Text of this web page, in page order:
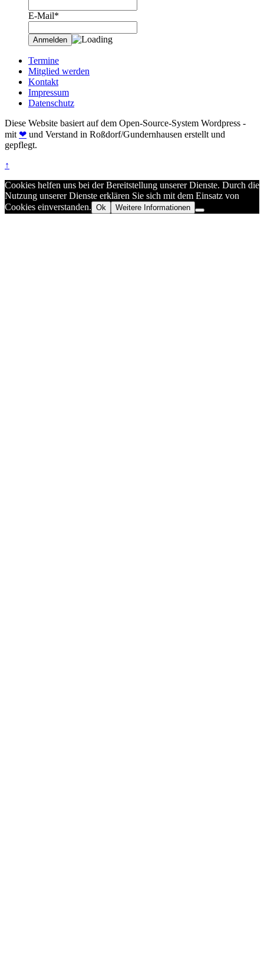
E-Mail*
Termine
Mitglied werden
Kontakt
Impressum
Datenschutz
Diese Website basiert auf dem Open-Source-System Wordpress -
mit ❤ und Verstand in Roßdorf/Gundernhausen erstellt und
gepflegt.
↑
Cookies helfen uns bei der Bereitstellung unserer Dienste. Durch die
Nutzung unserer Dienste erklären Sie sich mit dem Einsatz von
Cookies einverstanden. Ok Weitere Informationen